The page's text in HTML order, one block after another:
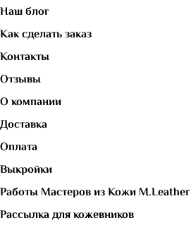
Наш блог
Как сделать заказ
Контакты
Отзывы
О компании
Доставка
Оплата
Выкройки
Работы Мастеров из Кожи M.Leather
Рассылка для кожевников